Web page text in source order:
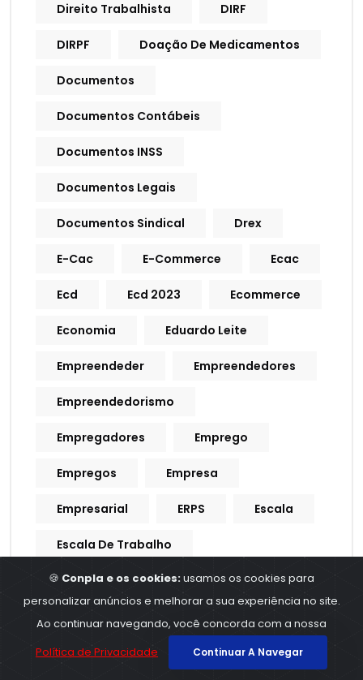
Direito Trabalhista DIRF
DIRPF Doação De Medicamentos
Documentos
Documentos Contábeis
Documentos INSS
Documentos Legais
Documentos Sindical Drex
E-Cac E-Commerce Ecac
Ecd Ecd 2023 Ecommerce
Economia Eduardo Leite
Empreendeder Empreendedores
Empreendedorismo
Empregadores Emprego
Empregos Empresa
Empresarial ERPS Escala
Escala De Trabalho
Escrituração Contabil
Escrituração Contábil
Escrituração De Crédito
🍪 Conpla e os cookies:usamos os cookies para
personalizar anúncios e melhorar a sua experiência no site.
Ao continuar navegando, você concorda com a nossa
Política de Privacidade
Continuar A Navegar